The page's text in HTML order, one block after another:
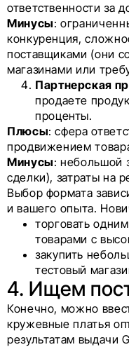
ответственности за
Минусы:
конкуренция,
поставщиками (они
магазинами или
Партнерская
продаете
проценты.
Плюсы: сфера
продвижением
Минусы: небольшой
сделки), затраты на
Выбор формата
и вашего опыта.
торговать
товарами с
закупить
тестовый
4. Ищем
Конечно, можно
кружевные платья
результатам выдачи